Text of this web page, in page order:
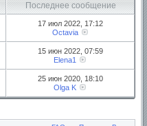
Последнее сообщение
17 июл 2022, 17:12
Octavia
15 июн 2022, 07:59
Elena1
25 июн 2020, 18:10
Olga K